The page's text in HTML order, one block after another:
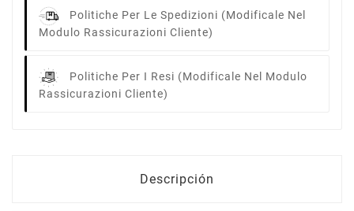
Politiche Per Le Spedizioni (modificale Nel
Modulo Rassicurazioni Cliente)
Politiche Per I Resi (modificale Nel Modulo
Rassicurazioni Cliente)
Descripción